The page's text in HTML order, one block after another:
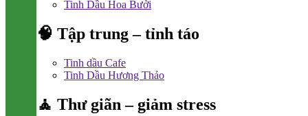
Tinh Dầu Hoa Bưởi
🧠 Tập trung – tỉnh táo
Tinh dầu Cafe
Tinh Dầu Hương Thảo
🧘 Thư giãn – giảm stress